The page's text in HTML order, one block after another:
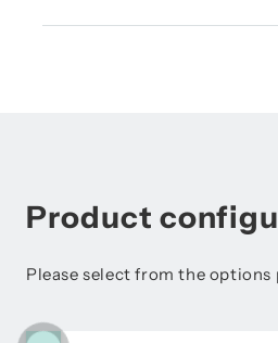
Product
Please select from the options